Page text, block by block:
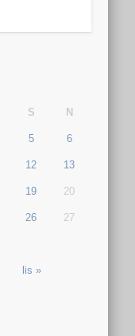
S N
lis »
5 6
12 13
19 20
26 27